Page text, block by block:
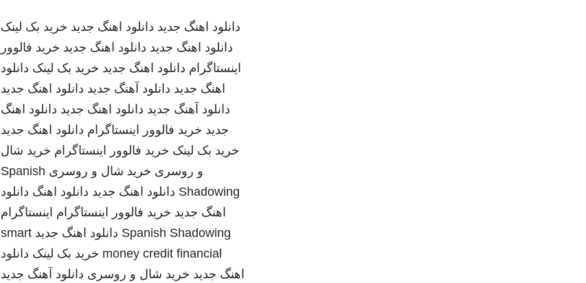
دانلود اهنگ جدید دانلود اهنگ جدید خرید بک لینک
دانلود اهنگ جدید دانلود اهنگ جدید خرید فالوور
اینستاگرام دانلود اهنگ جدید خرید بک لینک دانلود
اهنگ جدید دانلود آهنگ جدید دانلود اهنگ جدید
دانلود آهنگ جدید دانلود اهنگ جدید دانلود اهنگ
جدید خرید فالوور اینستاگرام دانلود اهنگ جدید
خرید بک لینک خرید فالوور اینستاگرام خرید شال
و روسری خرید شال و روسری Spanish
Shadowing دانلود اهنگ جدید دانلود اهنگ دانلود
اهنگ جدید خرید فالوور اینستاگرام اینستاگرام
Spanish Shadowing دانلود اهنگ جدید smart
money credit financial خرید بک لینک دانلود
اهنگ جدید خرید شال و روسری دانلود آهنگ جدید